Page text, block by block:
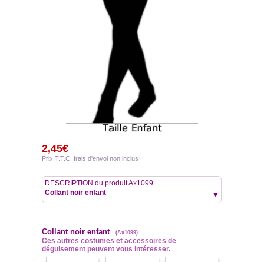
2,45€
Prix T.T.C. frais d'envoi non inclus
DESCRIPTION du produit Ax1099
Collant noir enfant
▼
Collant noir enfant (Ax1099)
Ces autres costumes et accessoires de
déguisement peuvent vous intéresser.